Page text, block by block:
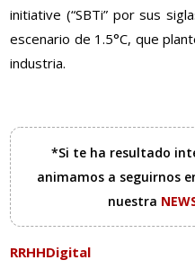
initiative (“SBTi” por sus
escenario de 1.5°C, que
industria.
*Si te ha resultado
animamos a seguirnos
nuestra
RRHHDigital